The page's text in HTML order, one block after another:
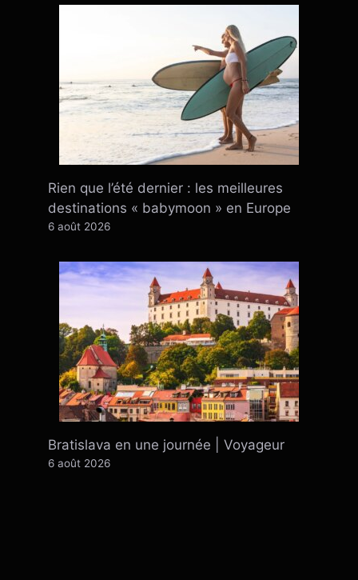
Rien que l’été dernier : ​​les meilleures
destinations « babymoon » en Europe
6 août 2026
Bratislava en une journée | Voyageur
6 août 2026